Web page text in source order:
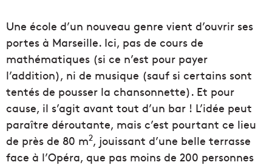
Une école d’un nouveau genre vient d’ouvrir ses
portes à Marseille. Ici, pas de cours de
mathématiques (si ce n’est pour payer
l’addition), ni de musique (sauf si certains sont
tentés de pousser la chansonnette). Et pour
cause, il s’agit avant tout d’un bar ! L’idée peut
paraître déroutante, mais c’est pourtant ce lieu
de près de 80 m2, jouissant d’une belle terrasse
face à l’Opéra, que pas moins de 200 personnes